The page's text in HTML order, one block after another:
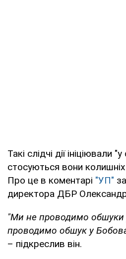
Такі слідчі дії ініціювали
стосуються вони
Про це в коментарі "УП"
директора ДБР
"Ми не проводимо
проводимо обшук у
– підкреслив він.